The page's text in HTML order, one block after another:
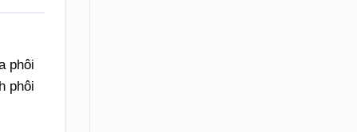
phôi
phôi